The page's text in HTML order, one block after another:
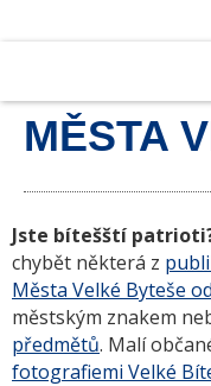
MĚSTA
Jste bítešští
chybět některá z
Města Velké Byteše
městským znakem
předmětů. Malí
fotografiemi Velké